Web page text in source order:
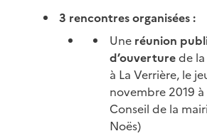
3 rencontres organisées :
Une réunion
d’ouverturede
à La Verrière, le
novembre 2019
Conseil de la
Noës)